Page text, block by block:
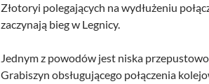
Złotoryi polegających na wydłużeniu
zaczynają bieg w Legnicy.
Jednym z powodów jest niska
Grabiszyn obsługującego połączenia